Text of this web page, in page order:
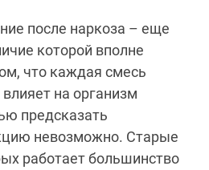
после наркоза – еще
которой вполне
что каждая смесь
на организм
предсказать
невозможно. Старые
работает большинство